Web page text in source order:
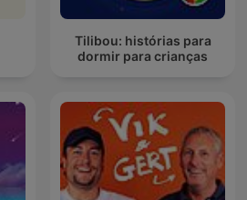
Tilibou: histórias para
dormir para crianças